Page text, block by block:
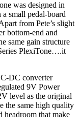
was designed in
small pedal-board
from Pete’s slight
bottom-end and
same gain structure
PlexiTone….it
DC converter
9V Power
level as the original
the same high quality
headroom that make